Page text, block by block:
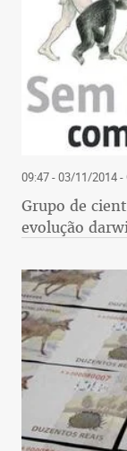
09:47 - 03/11/2014-
Grupo de
evolução